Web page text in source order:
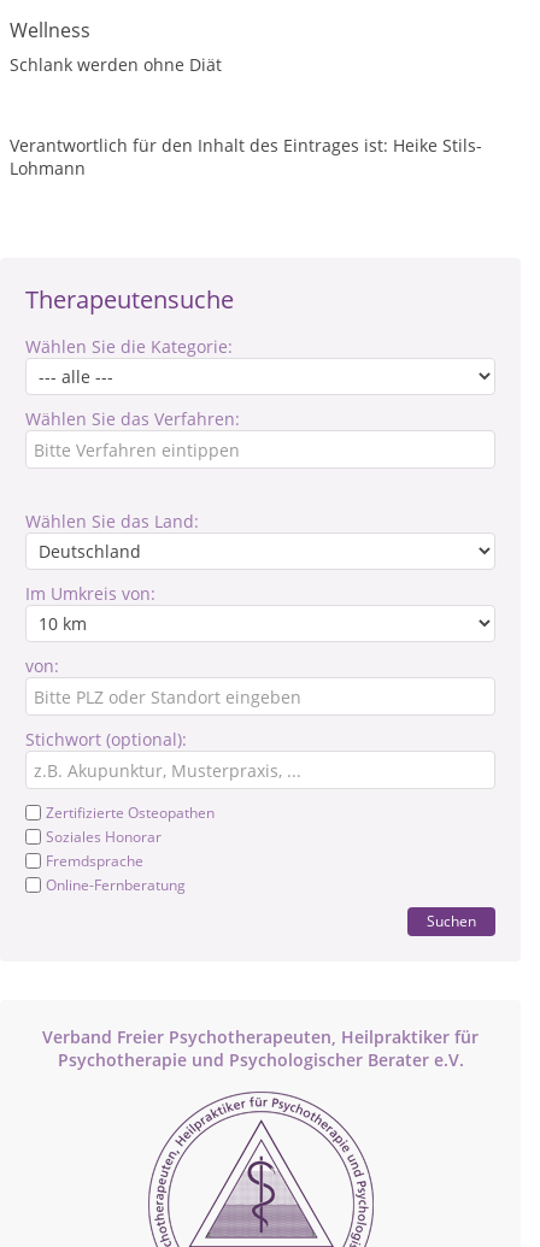
Therapeutensuche
Wählen Sie die Kategorie:
Wählen Sie das Verfahren:
Wählen Sie das Land:
Im Umkreis von:
von:
Stichwort (optional):
Zertifizierte Osteopathen
Soziales Honorar
Fremdsprache
Online-Fernberatung
Suchen
Verband Freier Psychotherapeuten, Heilpraktiker für
Psychotherapie und Psychologischer Berater e.V.
Wellness
Schlank werden ohne Diät
Verantwortlich für den Inhalt des Eintrages ist: Heike Stils-
Lohmann